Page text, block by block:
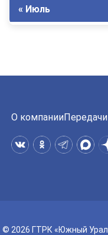
« Июль
О компанииПередачи
© 2026 ГТРК «Южный